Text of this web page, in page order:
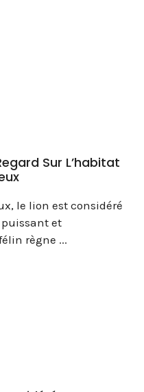
Sur L’habitat
le lion est considéré
et
règne ...